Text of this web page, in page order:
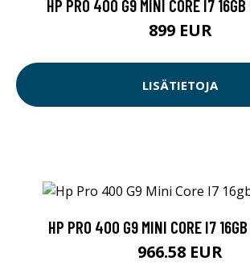
HP PRO 400 G9 MINI CORE I7
899 EUR
LISÄTIETOJA
HP PRO 400 G9 MINI CORE I7
966.58 EUR